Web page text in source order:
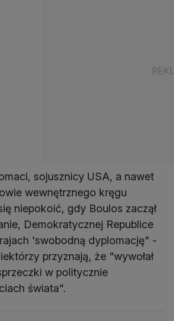
sojusznicy USA, a nawet
wewnętrznego kręgu
niepokoić, gdy Boulos zaczął
Demokratycznej Republice
'swobodną dyplomację" -
przyznają, że "wywołał
w politycznie
świata".